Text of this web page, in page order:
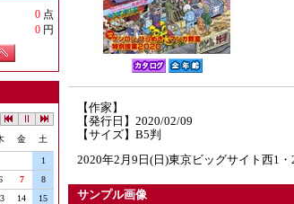
0 点
0 円
金 土
1
7
8
14
15
【作家】
【発行日】2020/02/09
【サイズ】B5判
2020年2月9日(日)東京ビッグサイト西1
サンプル画像